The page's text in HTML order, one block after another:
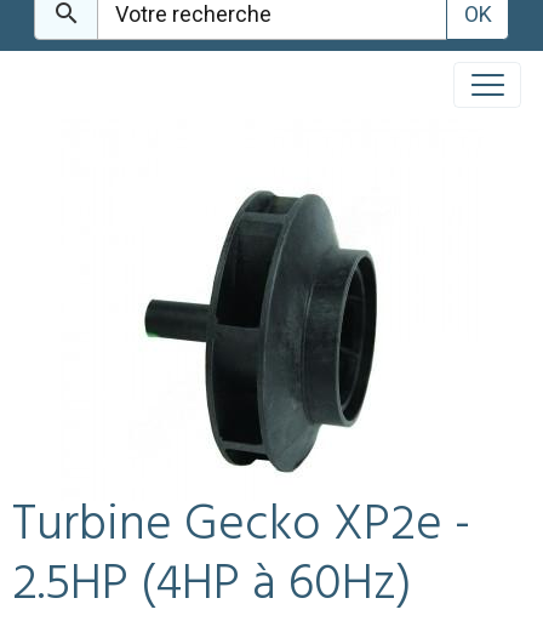
OK
Turbine Gecko XP2e -
2.5HP (4HP à 60Hz)